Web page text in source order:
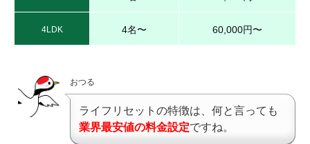
4LDK 4名〜 60,000円〜
おつる
ライフリセットの特徴は、何と言っても
業界最安値の料金設定ですね。